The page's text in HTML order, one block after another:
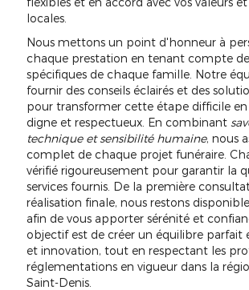
locales.
Nous mettons un point d'honneur à
chaque prestation en tenant compte
spécifiques de chaque famille. Notre
fournir des conseils éclairés et des
pour transformer cette étape difficile
digne et respectueux. En combinant
technique et sensibilité humaine, nous
complet de chaque projet funéraire.
vérifié rigoureusement pour garantir la
services fournis. De la première
réalisation finale, nous restons
afin de vous apporter sérénité et
objectif est de créer un équilibre parfait
et innovation, tout en respectant les
réglementations en vigueur dans la
Saint-Denis.